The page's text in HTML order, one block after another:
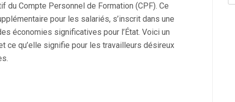
Compte Personnel de Formation (CPF). Ce
pour les salariés, s’inscrit dans une
économies significatives pour l’État. Voici un
ce qu’elle signifie pour les travailleurs désireux